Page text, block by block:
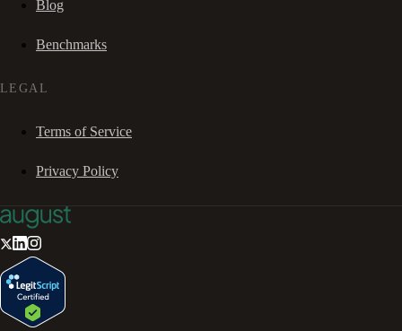
Blog
Benchmarks
LEGAL
Terms of Service
Privacy Policy